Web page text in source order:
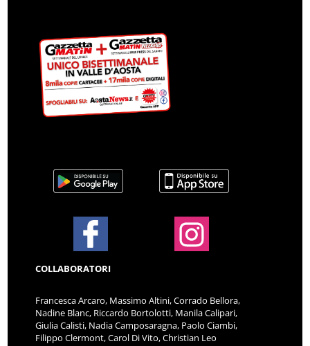
COLLABORATORI
Francesca Arcaro, Massimo Altini, Corrado Bellora,
Nadine Blanc, Riccardo Bortolotti, Manila Calipari,
Giulia Calisti, Nadia Camposaragna, Paolo Ciambi,
Filippo Clermont, Carol Di Vito, Christian Leo